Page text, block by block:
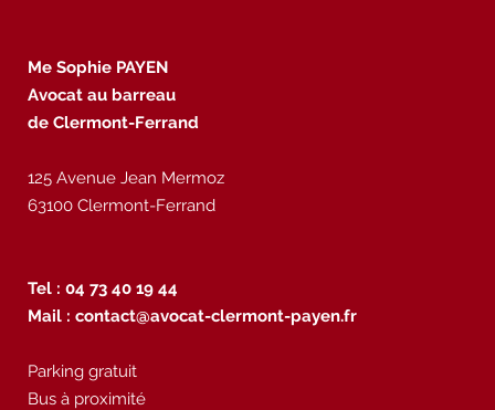
Me Sophie PAYEN
Avocat au barreau
de Clermont-Ferrand
125 Avenue Jean Mermoz
63100 Clermont-Ferrand
Tel : 04 73 40 19 44
Mail : contact@avocat-clermont-payen.fr
Parking gratuit
Bus à proximité